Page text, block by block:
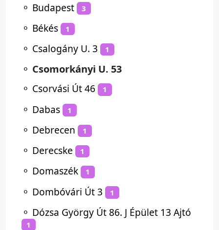
⚬ Budapest 3
⚬ Békés 1
⚬ Csalogány U. 3 1
⚬ Csomorkányi U. 53
⚬ Csorvási Út 46 1
⚬ Dabas 1
⚬ Debrecen 1
⚬ Derecske 1
⚬ Domaszék 1
⚬ Dombóvári Út 3 1
⚬ Dózsa György Út 86. J Épület 13 Ajtó
1